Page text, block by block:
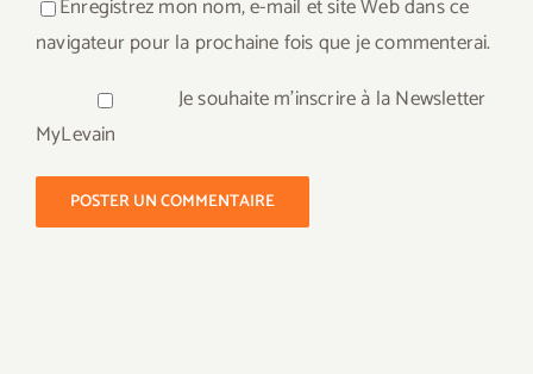
Enregistrez mon nom, e-mail et site Web dans ce
navigateur pour la prochaine fois que je commenterai.
Je souhaite m'inscrire à la Newsletter
MyLevain